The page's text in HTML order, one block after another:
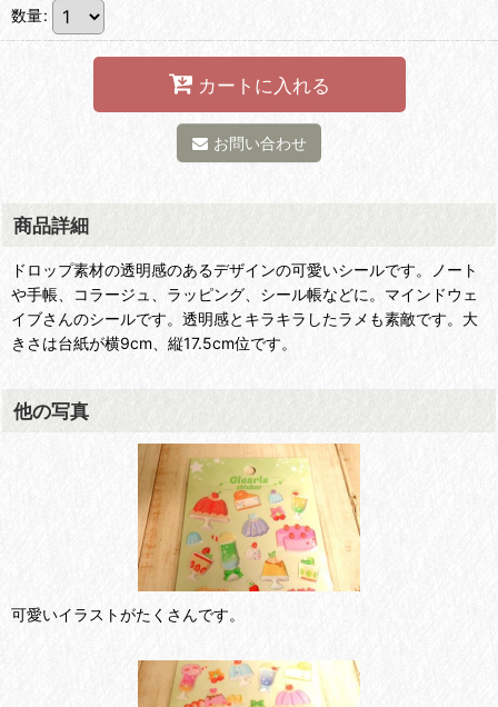
数量:
カートに入れる
お問い合わせ
商品詳細
ドロップ素材の透明感のあるデザインの可愛いシールです。ノート
や手帳、コラージュ、ラッピング、シール帳などに。マインドウェ
イブさんのシールです。透明感とキラキラしたラメも素敵です。大
きさは台紙が横9cm、縦17.5cm位です。
他の写真
可愛いイラストがたくさんです。